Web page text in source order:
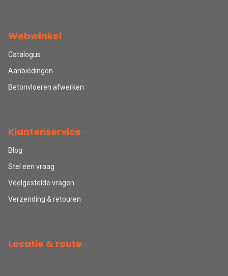
Webwinkel
Catalogus
Aanbiedingen
Betonvloeren afwerken
Klantenservice
Blog
Stel een vraag
Veelgestelde vragen
Verzending & retouren
Locatie & route